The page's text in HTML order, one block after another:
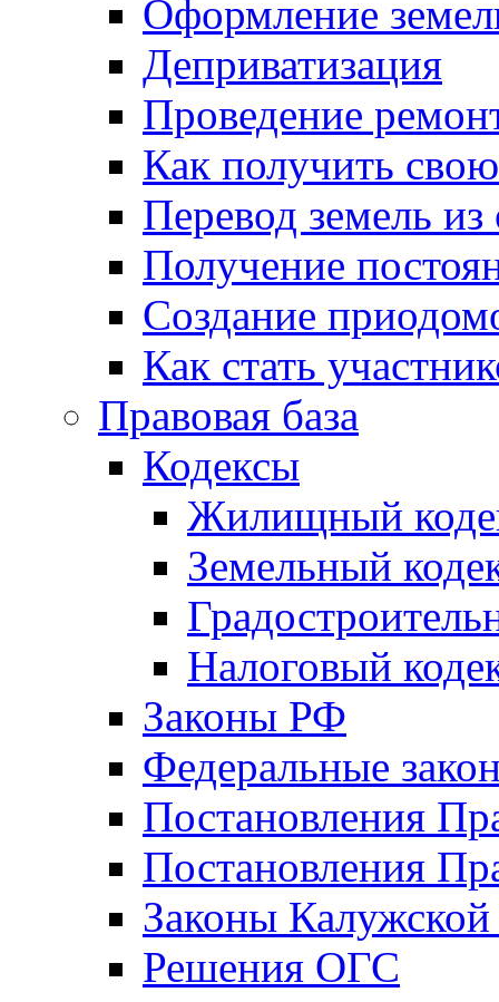
Оформление
Деприватизация
Проведение
Как получить
Перевод земель
Получение
Создание
Как стать
Правовая база
Кодексы
Жилищный
Земельный
Налоговый
Законы РФ
Федеральные
Постановления
Постановления
Законы Калужской
Решения ОГС